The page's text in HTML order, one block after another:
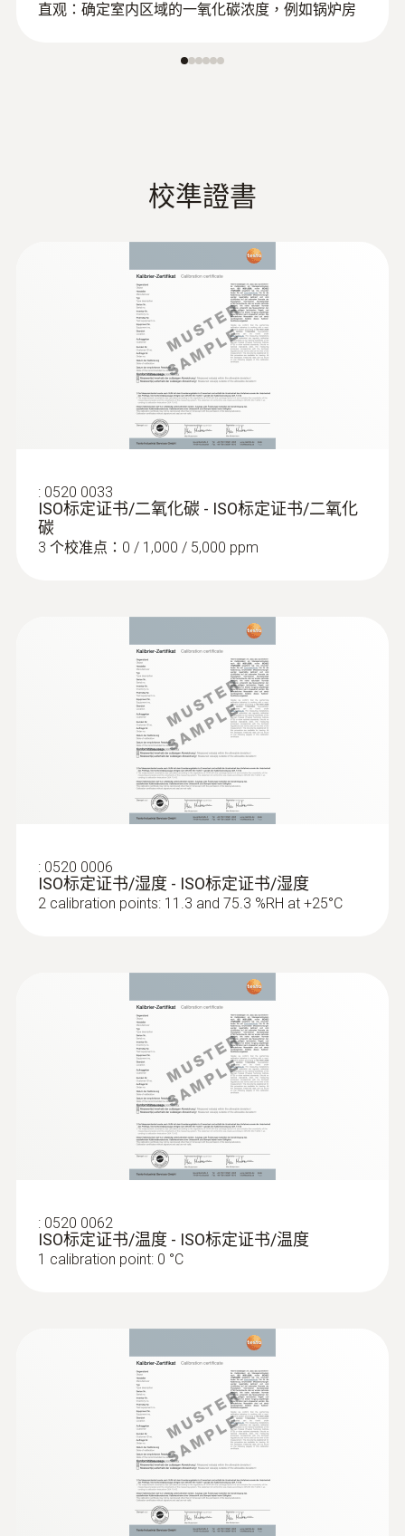
直观：确定室内区域的一氧化碳浓度，例如锅炉房
校準證書
: 0520 0033
ISO标定证书/二氧化碳 - ISO标定证书/二氧化
碳
3 个校准点：0 / 1,000 / 5,000 ppm
: 0520 0006
ISO标定证书/湿度 - ISO标定证书/湿度
2 calibration points: 11.3 and 75.3 %RH at +25°C
: 0520 0062
ISO标定证书/温度 - ISO标定证书/温度
1 calibration point: 0 °C